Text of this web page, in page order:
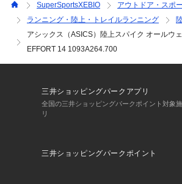
●ARCHWRAPは、接地時のアーチ(土踏ま
を抑制しアスリートの足への負担を軽減す
機能性部材です。
●ご使用の際、まれに足に違和感を生じる
わらげて使用することができます。
●フットタイプ:標準的なアーチの高さ(土
●蹴り出し:足の前部に均等に荷重が分散さ
SuperSportsXEBIO
アウトドア・スポ
ランニング・陸上・トレイルランニング
アシックス（ASICS）陸上スパイク オールウ
EFFORT 14 1093A264.700
三井ショッピングパークアプリ
全国の三井ショッピングパークポイント対象
リ
三井ショッピングパークポイント